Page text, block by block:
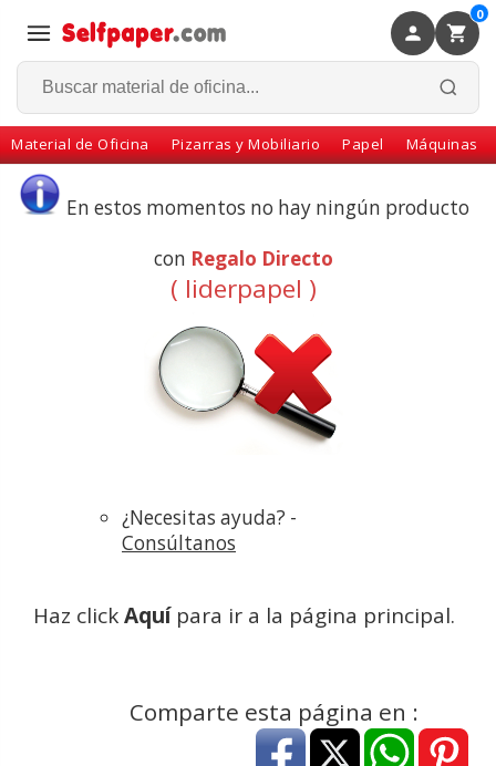
0
Material de Oficina Pizarras y Mobiliario Papel Máquinas
Volver
En estos momentos no hay ningún producto
con Regalo Directo
( liderpapel )
¿Necesitas ayuda? -
Consúltanos
Haz clickAquípara ir a la página principal.
Comparte esta página en :